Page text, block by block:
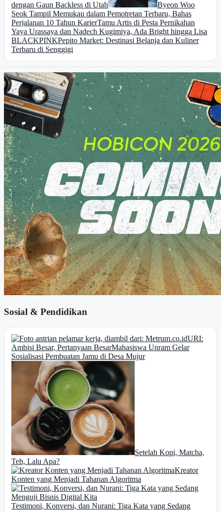
dengan Gaun Backless di Utah
Byeon Woo
Seok Tampil Memukau dalam Pemotretan Terbaru, Bahas
Perjalanan 10 Tahun KarierTamu Artis di Pesta Pernikahan
Yaya Urassaya dan Nadech Kugimiya, Ada Bright hingga Lisa
BLACKPINKPepito Market: Destinasi Belanja dan Kuliner
Terbaru di Senggigi
Sosial & Pendidikan
URI:
Ambisi Besar, Pertanyaan BesarMahasiswa Unram Gelar
Sosialisasi Pembuatan Jamu di Desa Mujur
Setelah Kopi, Matcha,
Teh, Lalu Apa?
Kreator
Konten yang Menjadi Tahanan Algoritma
Testimoni, Konversi, dan Nurani: Tiga Kata yang Sedang